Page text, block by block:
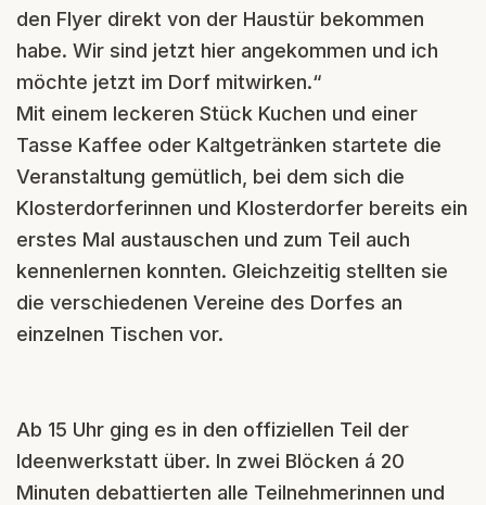
den Flyer direkt von der Haustür bekommen
habe. Wir sind jetzt hier angekommen und ich
möchte jetzt im Dorf mitwirken.“
Mit einem leckeren Stück Kuchen und einer
Tasse Kaffee oder Kaltgetränken startete die
Veranstaltung gemütlich, bei dem sich die
Klosterdorferinnen und Klosterdorfer bereits ein
erstes Mal austauschen und zum Teil auch
kennenlernen konnten. Gleichzeitig stellten sie
die verschiedenen Vereine des Dorfes an
einzelnen Tischen vor.
Ab 15 Uhr ging es in den offiziellen Teil der
Ideenwerkstatt über. In zwei Blöcken á 20
Minuten debattierten alle Teilnehmerinnen und